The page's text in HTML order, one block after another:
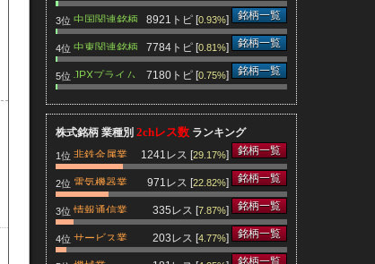
柄
3位 中国関連銘柄 8921トピ [0.93%] 銘柄一覧
4位 中東関連銘柄 7784トピ [0.81%] 銘柄一覧
5位 JPXプライム
150関連銘柄
7180トピ [0.75%] 銘柄一覧
株式銘柄 業種別 2chレス数 ランキング
1位 非鉄金属業 1241レス [29.17%] 銘柄一覧
2位 電気機器業 971レス [22.82%] 銘柄一覧
3位 情報通信業 335レス [7.87%] 銘柄一覧
4位 サービス業 203レス [4.77%] 銘柄一覧